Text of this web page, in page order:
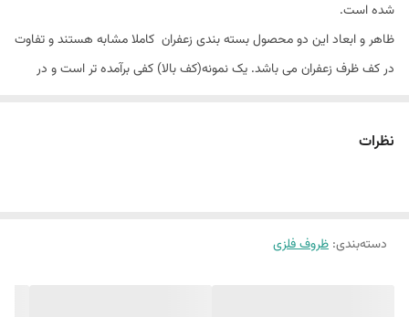
شده است.
ظاهر و ابعاد این دو محصول بسته بندی زعفران کاملا مشابه هستند و تفاوت
در کف ظرف زعفران می باشد. یک نمونه(کف بالا) کفی برآمده تر است و در
نظرات
دسته‌بندی: ظروف فلزی